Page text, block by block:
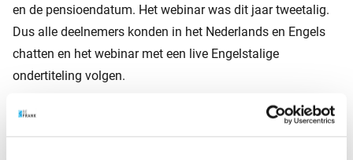
en de pensioendatum. Het webinar was dit jaar tweetalig.
Dus alle deelnemers konden in het Nederlands en Engels
chatten en het webinar met een live Engelstalige
ondertiteling volgen.
Activatiemail: ga je zelf aan